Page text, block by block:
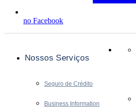
no Facebook
Nossos Serviços
Seguro de Crédito
Business Information